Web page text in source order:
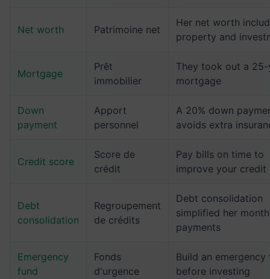
Net worth Patrimoine net
Her net worth
property and
Mortgage
Prêt
immobilier
They took out a 25-
mortgage
Down
payment
Apport
personnel
A 20% down
avoids extra
Credit score
Score de
crédit
Pay bills on time to
improve your credit
Debt
consolidation
Regroupement
de crédits
Debt consolidation
simplified her
payments
Emergency
fund
Fonds
d'urgence
Build an emergency
before investing